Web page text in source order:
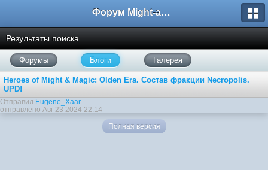
Форум Might-and-Magic.ru
Результаты поиска
Форумы Блоги Галерея
Heroes of Might & Magic: Olden Era. Состав фракции Necropolis.
UPD!
Отправил Eugene_Xaar
отправлено Авг 23 2024 22:14
Полная версия